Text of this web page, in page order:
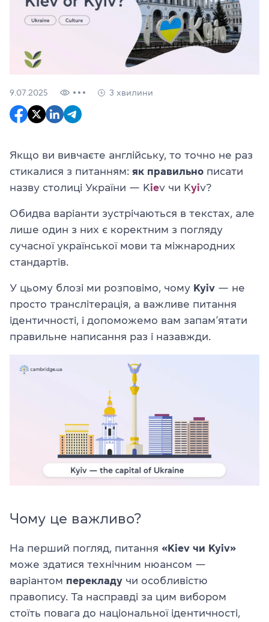
9.07.2025 3 хвилини
Якщо ви вивчаєте англійську, то точно не раз
стикалися з питанням: як правильно писати
назву столиці України — Kiev чи Kyiv?
Обидва варіанти зустрічаються в текстах, але
лише один з них є коректним з погляду
сучасної української мови та міжнародних
стандартів.
У цьому блозі ми розповімо, чому Kyiv — не
просто транслітерація, а важливе питання
ідентичності, і допоможемо вам запам’ятати
правильне написання раз і назавжди.
Чому це важливо?
На перший погляд, питання «Kiev чи Kyiv»
може здатися технічним нюансом —
варіантом перекладу чи особливістю
правопису. Та насправді за цим вибором
стоїть повага до національної ідентичності,